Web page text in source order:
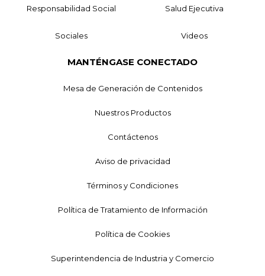
Responsabilidad Social Salud Ejecutiva
Sociales Videos
MANTÉNGASE CONECTADO
Mesa de Generación de Contenidos
Nuestros Productos
Contáctenos
Aviso de privacidad
Términos y Condiciones
Política de Tratamiento de Información
Política de Cookies
Superintendencia de Industria y Comercio